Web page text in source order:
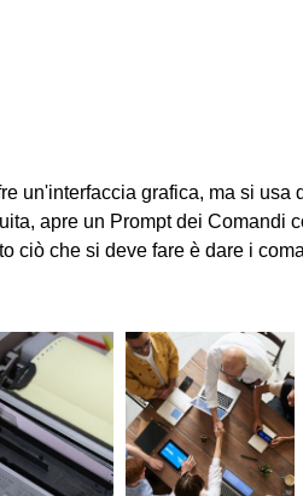
un'interfaccia grafica, ma si usa
apre un Prompt dei Comandi
ciò che si deve fare è dare i